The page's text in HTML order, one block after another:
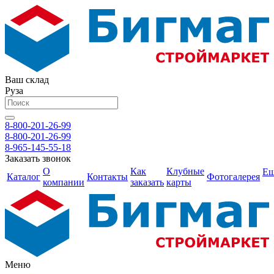
Ваш склад
Руза
8-800-201-26-99
8-800-201-26-99
8-965-145-55-18
Заказать звонок
Каталог
О
компании
Контакты
Как
заказать
Клубные
карты
Фотогалерея
Меню